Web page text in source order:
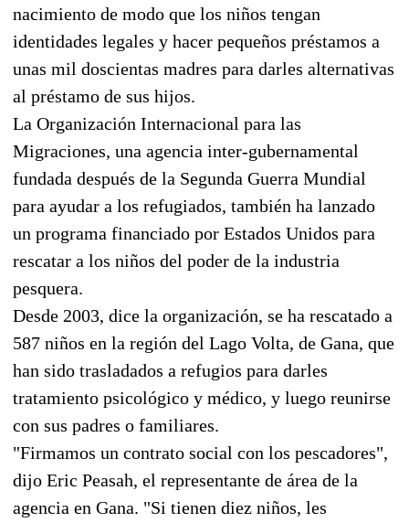
nacimiento de modo que los niños tengan
identidades legales y hacer pequeños préstamos a
unas mil doscientas madres para darles alternativas
al préstamo de sus hijos.
La Organización Internacional para las
Migraciones, una agencia inter-gubernamental
fundada después de la Segunda Guerra Mundial
para ayudar a los refugiados, también ha lanzado
un programa financiado por Estados Unidos para
rescatar a los niños del poder de la industria
pesquera.
Desde 2003, dice la organización, se ha rescatado a
587 niños en la región del Lago Volta, de Gana, que
han sido trasladados a refugios para darles
tratamiento psicológico y médico, y luego reunirse
con sus padres o familiares.
"Firmamos un contrato social con los pescadores",
dijo Eric Peasah, el representante de área de la
agencia en Gana. "Si tienen diez niños, les